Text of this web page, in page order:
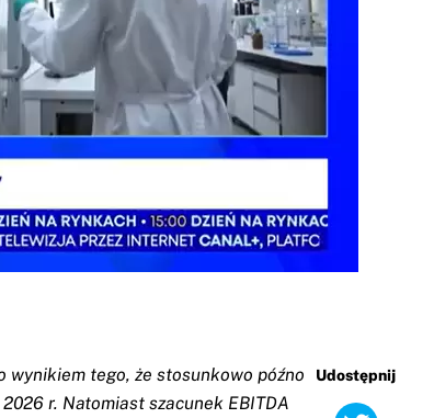
Udostępnij
wynikiem tego, że stosunkowo późno
r. Natomiast szacunek EBITDA